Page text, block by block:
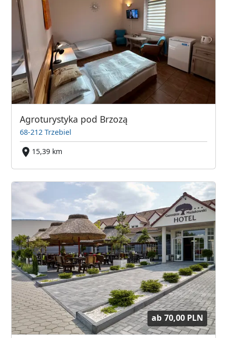
Agroturystyka pod Brzozą
68-212 Trzebiel
15,39 km
ab 70,00 PLN